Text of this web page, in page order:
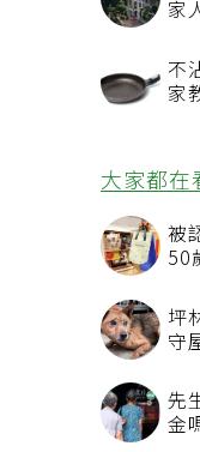
家
不
家
大家都在
被
坪
先